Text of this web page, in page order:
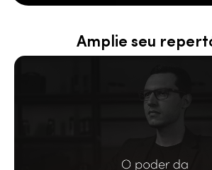
Amplie seu